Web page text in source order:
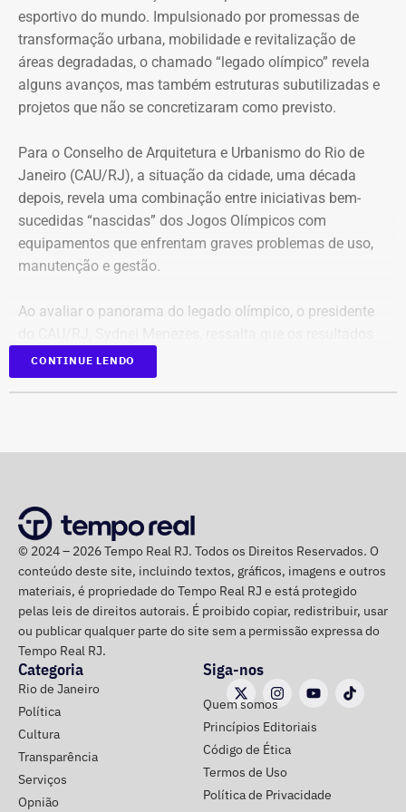
primeira candidatura.
Nas duas eleições anteriores, Busnello tentou chegar à
Câmara dos Deputados, mas não foi eleito.
De candidato a deputado pelo PSD
de Eduardo Paes a adversário do ex-
prefeito
A eleição de 2026 também coloca Busnello em uma
posição diferente das duas campanhas anteriores. Em
PSD, partido de Eduardo Paes, que agora aparece como
um de seus adversários na corrida pelo governo do
estado.
entre seus principais nomes ex-integrantes do Movimento
esportivo do mundo. Impulsionado por promessas de
transformação urbana, mobilidade e revitalização de
áreas degradadas, o chamado “legado olímpico” revela
alguns avanços, mas também estruturas subutilizadas e
projetos que não se concretizaram como previsto.
Para o Conselho de Arquitetura e Urbanismo do Rio de
Janeiro (CAU/RJ), a situação da cidade, uma década
depois, revela uma combinação entre iniciativas bem-
sucedidas “nascidas” dos Jogos Olímpicos com
equipamentos que enfrentam graves problemas de uso,
manutenção e gestão.
Ao avaliar o panorama do legado olímpico, o presidente
ainda estão abaixo do esperado para um projeto dessa
magnitude.
A renovação da mobilidade urbana
Uma das novidades na cidade que a competição deixou
foi a implementação do sistema BRT. Os corredores
Transoeste, Transcarioca, Transolímpica e,
posteriormente, Transbrasil, ampliaram a integração entre
diferentes regiões do Rio, nas zonas Norte e Oeste, além
de reduzirem o tempo de deslocamento da população.
No Centro, o destaque foi a chegada do sistema de VLT,
que contribuiu para a integração dos transportes na
região central e portuária, conectando diferentes modais.
CONTINUE LENDO
© 2024 – 2026 Tempo Real RJ. Todos os Direitos Reservados. O
conteúdo deste site, incluindo textos, gráficos, imagens e outros
materiais, é propriedade do Tempo Real RJ e está protegido
pelas leis de direitos autorais. É proibido copiar, redistribuir, usar
ou publicar qualquer parte do site sem a permissão expressa do
Tempo Real RJ.
Categoria
Rio de Janeiro
Política
Cultura
Transparência
Serviços
Opnião
Siga-nos
Quem somos
Princípios Editoriais
Código de Ética
Termos de Uso
Política de Privacidade